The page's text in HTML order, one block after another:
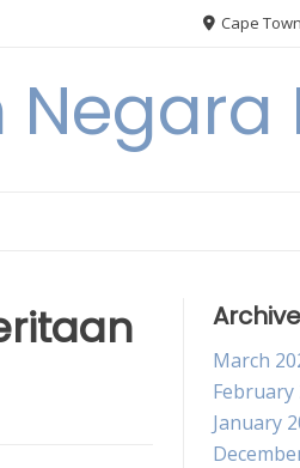
Cape
March
February
January